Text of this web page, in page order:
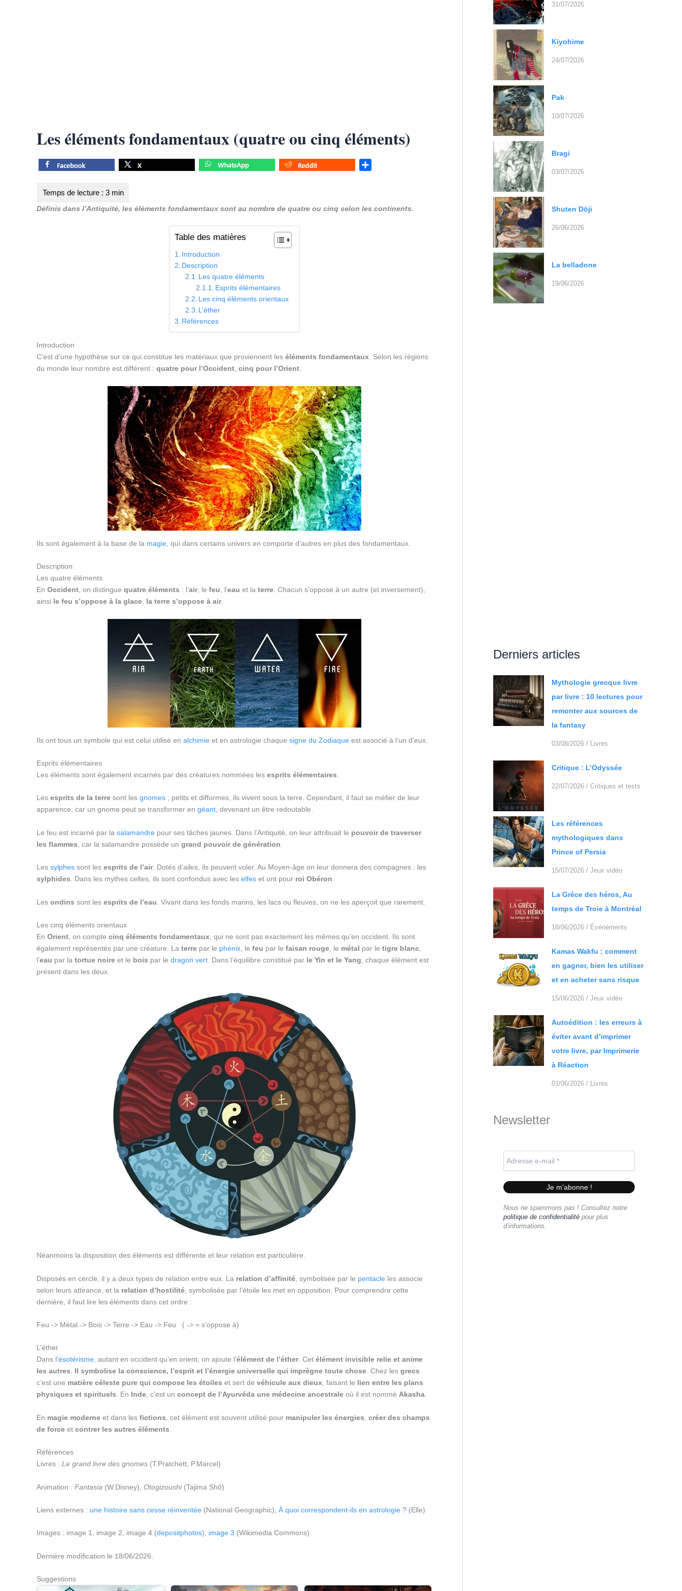
Les éléments fondamentaux (quatre ou cinq éléments)
e
Définis dans l’Antiquité, les éléments fondamentaux sont au nombre de quatre ou cinq selon les continents.
Table des matières
Introduction
Description
Les quatre éléments
Esprits élémentaires
Les cinq éléments orientaux
L’éther
Références
Introduction
C’est d’une hypothèse sur ce qui constitue les matériaux que proviennent les éléments fondamentaux. Selon les régions
du monde leur nombre est différent : quatre pour l’Occident, cinq pour l’Orient.
Ils sont également à la base de la magie , qui dans certains univers en comporte d’autres en plus des fondamentaux.
Description
Les quatre éléments
En Occident , on distingue quatre éléments : l’air, le feu , l’eau et la terre . Chacun s’oppose à un autre (et inversement),
ainsi le feu s’oppose à la glace la terre s’oppose à air.
Ils ont tous un symbole qui est celui utilisé en alchimie et en astrologie chaque signe du Zodiaque est associé à l’un d’eux.
Esprits élémentaires
Les éléments sont également incarnés par des créatures nommées les esprits élémentaires
Les esprits de la terre sont les gnomes ; petits et difformes, ils vivent sous la terre. Cependant, il faut se méfier de leur
apparence, car un gnome peut se transformer en géant, devenant un être redoutable.
Le feu est incarné par la salamandre pour ses tâches jaunes. Dans l’Antiquité, on leur attribuait le pouvoir de traverser
les flammes , car la salamandre possède un grand pouvoir de génération
Les sylphes sont les esprits de l’air. Dotés d’ailes, ils peuvent voler. Au Moyen-âge on leur donnera des compagnes : les
sylphides . Dans les mythes celtes, ils sont confondus avec les elfes et ont pour roi Obéron
Les ondins sont les esprits de l’eau . Vivant dans les fonds marins, les lacs ou fleuves, on ne les aperçoit que rarement.
Les cinq éléments orientaux
En Orient , on compte cinq éléments fondamentaux , qui ne sont pas exactement les mêmes qu’en occident. Ils sont
également représentés par une créature. La terre par le phénix , le feu par le faisan rouge , le métal par le tigre blanc
l’eau par la tortue noire et le bois par le dragon vert . Dans l’équilibre constitué par le Yin et le Yang , chaque élément est
présent dans les deux.
Néanmoins la disposition des éléments est différente et leur relation est particulière.
Disposés en cercle, il y a deux types de relation entre eux. La relation d’affinité , symbolisée par le pentacle les associe
selon leurs attirance, et la relation d’hostilité , symbolisée par l’étoile les met en opposition. Pour comprendre cette
dernière, il faut lire les éléments dans cet ordre :
Feu -> Métal -> Bois -> Terre -> Eau -> Feu ( -> = s’oppose à)
L’éther
Dans l’ésotérisme, autant en occident qu’en orient, on ajoute l’élément de l’éther. Cet élément invisible relie et anime
les autres. Il symbolise la conscience, l’esprit et l’énergie universelle qui imprègne toute chose. Chez les grecs
c’est une matière céleste pure qui compose les étoiles et sert de véhicule aux dieux, faisant le lien entre les plans
physiques et spirituels. En Inde, c’est un concept de l’Ayurvéda une médecine ancestrale où il est nommé Akasha.
En magie moderne et dans les fictions , cet élément est souvent utilisé pour manipuler les énergies créer des champs
de force et contrer les autres éléments
Références
Livres : Le grand livre des gnomes (T.Pratchett, P.Marcel)
Animation : Fantasia (W.Disney), Otogizoushi(Tajima Shô)
Liens externes : une histoire sans cesse réinventée (National Geographic), À quoi correspondent-ils en astrologie ? (Elle)
Images : image 1, image 2, image 4 (depositphotos), image 3 (Wikimedia Commons)
Dernière modification le 18/06/2026.
Suggestions
31/07/2026
Kiyohime
24/07/2026
Pak
10/07/2026
Bragi
03/07/2026
Shuten Dōji
26/06/2026
La belladone
19/06/2026
Derniers articles
Mythologie grecque livre
par livre : 10 lectures pour
remonter aux sources de
la fantasy
03/08/2026 / Livres
Critique : L’Odyssée
22/07/2026 / Critiques et tests
Les références
mythologiques dans
Prince of Persia
15/07/2026 / Jeux vidéo
La Grèce des héros, Au
temps de Troie à Montréal
18/06/2026 / Événéments
Kamas Wakfu : comment
en gagner, bien les utiliser
et en acheter sans risque
15/06/2026 / Jeux vidéo
Autoédition : les erreurs à
éviter avant d’imprimer
votre livre, par Imprimerie
à Réaction
01/06/2026 / Livres
Newsletter
Nous ne spammons pas ! Consultez notre
politique de confidentialité pour plus
d’informations.